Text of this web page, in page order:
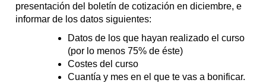
presentación del boletín de cotización en diciembre, e
informar de los datos siguientes:
Datos de los que hayan realizado el curso
(por lo menos 75% de éste)
Costes del curso
Cuantía y mes en el que te vas a bonificar.